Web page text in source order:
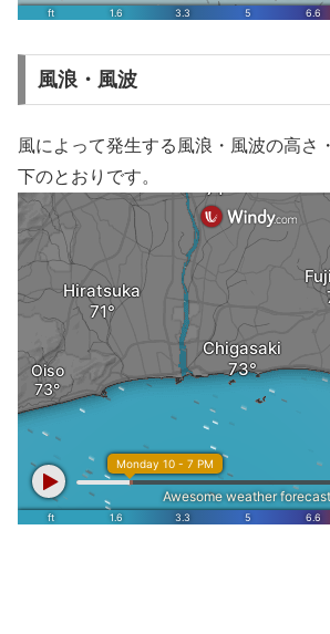
風浪・風波
風によって発生する風浪・風波の高さ
下のとおりです。